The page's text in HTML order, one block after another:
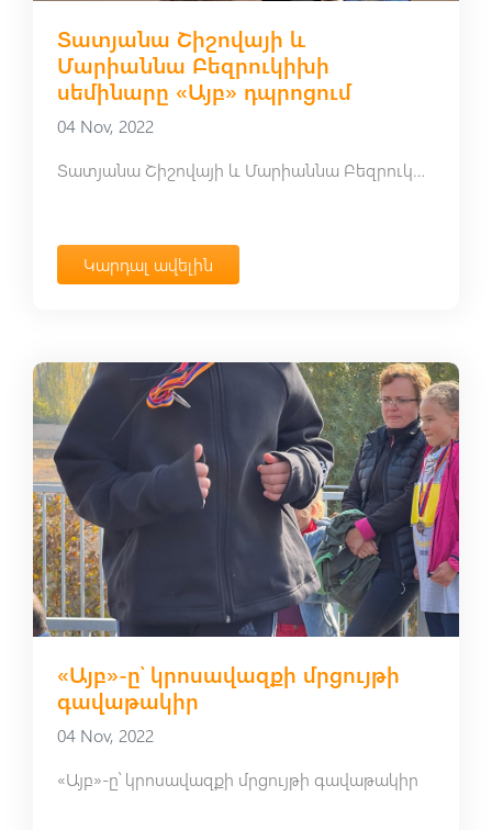
Տատյանա Շիշովայի և
Մարիաննա Բեզրուկիխի
սեմինարը «Այբ» դպրոցում
04 Nov, 2022
Տատյանա Շիշովայի և Մարիաննա Բեզրուկիխի սեմինարը «Այբ» դպրոցում
Կարդալ ավելին
«Այբ»-ը՝ կրոսավազքի մրցույթի
գավաթակիր
04 Nov, 2022
«Այբ»-ը՝ կրոսավազքի մրցույթի գավաթակիր